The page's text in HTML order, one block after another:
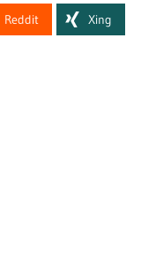
Reddit Xing